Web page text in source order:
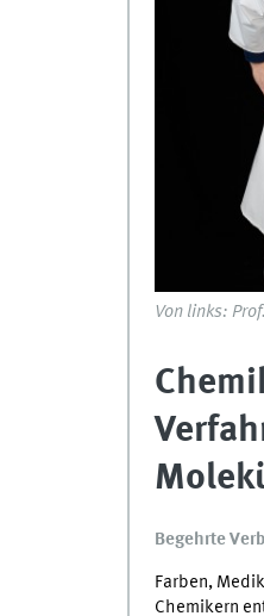
Von links:
Begehrte
Farben,
Chemikern